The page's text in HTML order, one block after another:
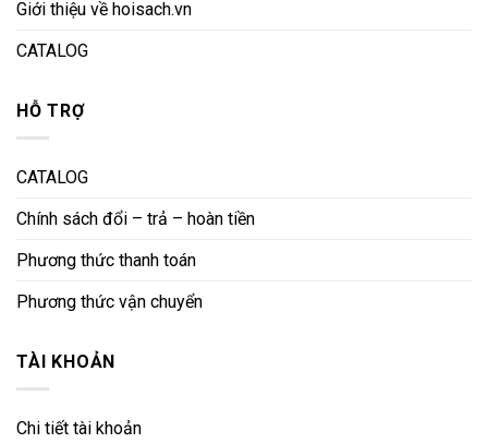
Giới thiệu về hoisach.vn
CATALOG
HỖ TRỢ
CATALOG
Chính sách đổi – trả – hoàn tiền
Phương thức thanh toán
Phương thức vận chuyển
TÀI KHOẢN
Chi tiết tài khoản